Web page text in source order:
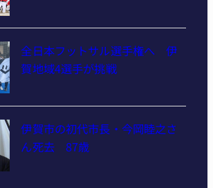
全日本フットサル選手権へ 伊
賀地域4選手が挑戦
伊賀市の初代市長・今岡睦之さ
ん死去 87歳